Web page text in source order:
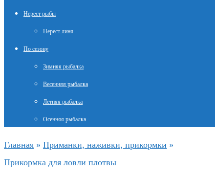
Нерест рыбы
Нерест линя
По сезону
Зимняя рыбалка
Весенняя рыбалка
Летняя рыбалка
Осенняя рыбалка
Главная » Приманки, наживки, прикормки »
Прикормка для ловли плотвы